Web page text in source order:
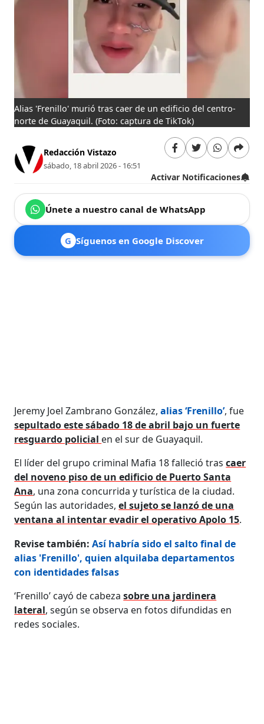
Alias 'Frenillo' murió tras caer de un edificio del centro-
norte de Guayaquil. (Foto: captura de TikTok)
Redacción Vistazo
sábado, 18 abril 2026 - 16:51
Activar Notificaciones
Únete a nuestro canal de WhatsApp
G Síguenos en Google Discover
Jeremy Joel Zambrano González,alias ‘Frenillo’, fue
sepultado este sábado 18 de abril bajo un fuerte
resguardo policial en el sur de Guayaquil.
El líder del grupo criminal Mafia 18 falleció trascaer
del noveno piso de un edificio de Puerto Santa
Ana, una zona concurrida y turística de la ciudad.
Según las autoridades,el sujeto se lanzó de una
ventana al intentar evadir el operativo Apolo 15.
Revise también:Así habría sido el salto final de
alias 'Frenillo', quien alquilaba departamentos
con identidades falsas
‘Frenillo’ cayó de cabezasobre una jardinera
lateral, según se observa en fotos difundidas en
redes sociales.